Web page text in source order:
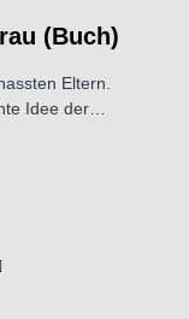
(Buch)
Eltern.
Idee der…